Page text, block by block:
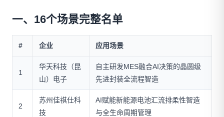
一、16个场景完整名单
# 企业 应用场景
1
华天科技（昆
山）电子
自主研发MES融合AI决策的晶圆级
先进封装全流程智造
2
苏州佳祺仕科
技
AI赋能新能源电池汇流排柔性智造
与全生命周期管理